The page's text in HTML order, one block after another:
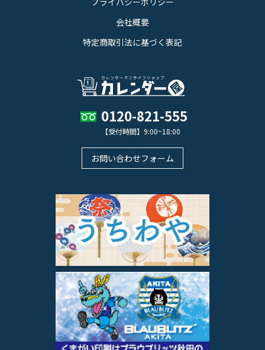
会社概要
特定商取引法に基づく表記
0120-821-555
【受付時間】9:00~18:00
お問い合わせフォーム